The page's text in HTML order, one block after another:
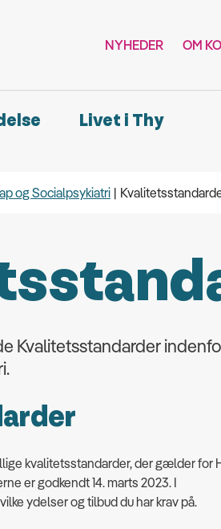
NYHEDER OM
Livet i Thy
og Socialpsykiatri
Kvalitetsstandarder
kvalitetsstandarder, der gælder for
er godkendt 14. marts 2023. I
ydelser og tilbud du har krav på.